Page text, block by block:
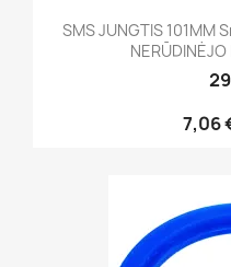
SMS JUNGTIS
7,06